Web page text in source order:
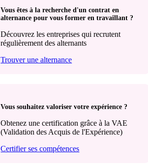
Vous êtes à la recherche d'un contrat en
alternance pour vous former en travaillant ?
Découvrez les entreprises qui recrutent
régulièrement des alternants
Trouver une alternance
Vous souhaitez valoriser votre expérience ?
Obtenez une certification grâce à la VAE
(Validation des Acquis de l'Expérience)
Certifier ses compétences